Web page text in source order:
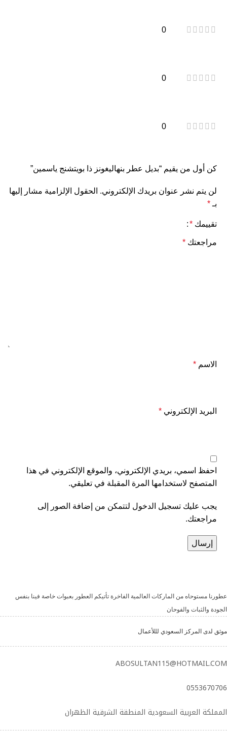
0
0
0
كن أول من يقيم “بديل عطر بنهاليغونز ذا بويتشنج ياسمين”
لن يتم نشر عنوان بريدك الإلكتروني. الحقول الإلزامية مشار إليها
بـ*
تقييمك *
مراجعتك *
الاسم *
البريد الإلكتروني *
احفظ اسمي، بريدي الإلكتروني، والموقع الإلكتروني في هذا
المتصفح لاستخدامها المرة المقبلة في تعليقي.
يجب عليك تسجيل الدخول لتتمكن من إضافة الصور إلى
مراجعتك.
عطورنا مستوحاه من الماركات العالمية الفاخرة تأتيكم العطور بعبوات خاصة فينا بنفس
الجودة والثبات والفوحان
موثق لدى المركز السعودي لللأعمال
ABOSULTAN115@HOTMAIL.COM
0553670706
المملكة العربية السعودية المنطقة الشرقية الظهران